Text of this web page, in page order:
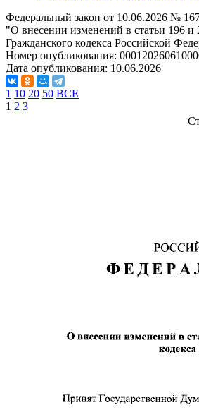
Федеральный закон от 10.06.2026 №
"О внесении изменений в статьи 196 и
Гражданского кодекса Российской
Номер опубликования:
Дата опубликования: 10.06.2026
1 10 20 50 ВСЕ
1 2 3